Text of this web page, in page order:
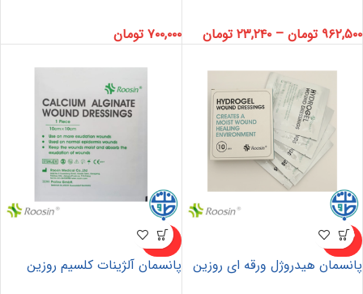
۹۶۲,۵۰۰ تومان – ۲۳,۲۴۰ تومان ۷۰۰,۰۰۰ تومان
ناموجو
د
پانسمان هیدروژل ورقه ای روزین
ناموجو
د
پانسمان آلژینات کلسیم روزین